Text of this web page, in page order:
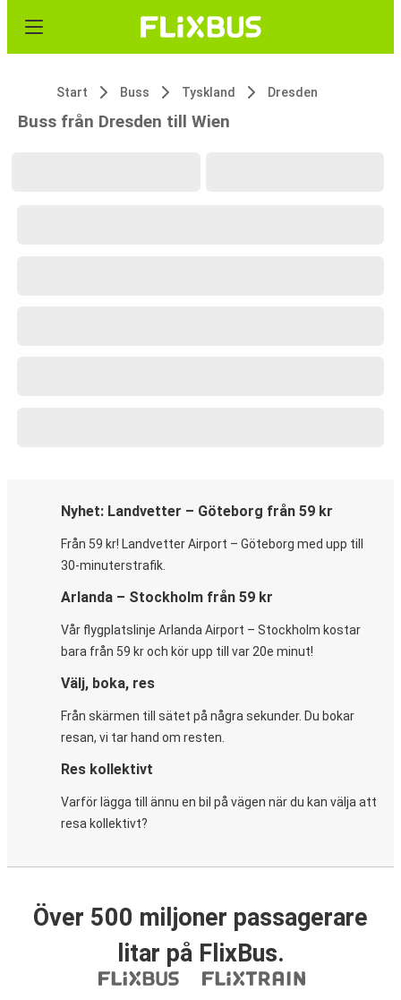
Start Buss Tyskland Dresden
Buss från Dresden till Wien
Nyhet: Landvetter – Göteborg från 59 kr
Från 59 kr! Landvetter Airport – Göteborg med upp till
30-minuterstrafik.
Arlanda – Stockholm från 59 kr
Vår flygplatslinje Arlanda Airport – Stockholm kostar
bara från 59 kr och kör upp till var 20e minut!
Välj, boka, res
Från skärmen till sätet på några sekunder. Du bokar
resan, vi tar hand om resten.
Res kollektivt
Varför lägga till ännu en bil på vägen när du kan välja att
resa kollektivt?
Över 500 miljoner passagerare
litar på FlixBus.